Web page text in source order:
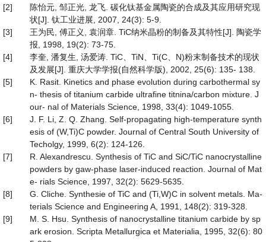
[2]
陈怡元, 邹正光, 龙飞. 碳化钛基金属陶瓷的合成及其应用研究现
状[J]. 钛工业进展, 2007, 24(3): 5-9.
[3]
王为民, 傅正义, 袁润章. TiC纳米晶粉的制备及其特性[J]. 陶瓷学
报, 1998, 19(2): 73-75.
[4]
李奎, 潘复生, 汤爱涛. TiC、TiN、Ti(C、N)粉末制备技术的现状
及发展[J]. 重庆大学学报(自然科学版), 2002, 25(6): 135- 138.
[5]
K. Rasit. Kinetics and phase evolution during carbothermal sy
n- thesis of titanium carbide ultrafine titnina/carbon mixture. J
our- nal of Materials Science, 1998, 33(4): 1049-1055.
[6]
J. F. Li, Z. Q. Zhang. Self-propagating high-temperature synth
esis of (W,Ti)C powder. Journal of Central South University of
Techolgy, 1999, 6(2): 124-126.
[7]
R. Alexandrescu. Synthesis of TiC and SiC/TiC nanocrystalline
powders by gaw-phase laser-induced reaction. Journal of Mat
e- rials Science, 1997, 32(2): 5629-5635.
[8]
G. Cliche. Synthesie of TiC and (Ti,W)C in solvent metals. Ma-
terials Science and Engineering A, 1991, 148(2): 319-328.
[9]
M. S. Hsu. Synthesis of nanocrystalline titanium carbide by sp
ark erosion. Scripta Metallurgica et Materialia, 1995, 32(6): 80